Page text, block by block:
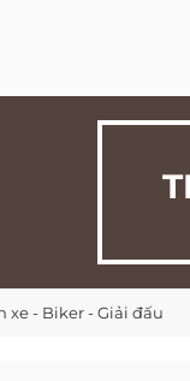
xe - Biker - Giải đấu